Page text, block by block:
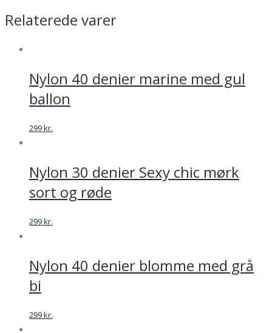
mønster
Relaterede varer
Nylon 40 denier marine med gul
ballon
299kr.
Nylon 30 denier Sexy chic mørk
sort og røde
299kr.
Nylon 40 denier blomme med grå
bi
299kr.